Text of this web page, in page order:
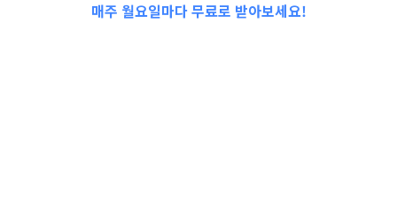
매주 월요일마다 무료로 받아보세요!